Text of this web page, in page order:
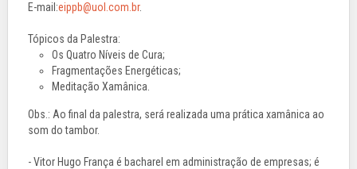
E-mail:eippb@uol.com.br.
Tópicos da Palestra:
Os Quatro Níveis de Cura;
Fragmentações Energéticas;
Meditação Xamânica.
Obs.: Ao final da palestra, será realizada uma prática xamânica ao
som do tambor.
- Vitor Hugo França é bacharel em administração de empresas; é